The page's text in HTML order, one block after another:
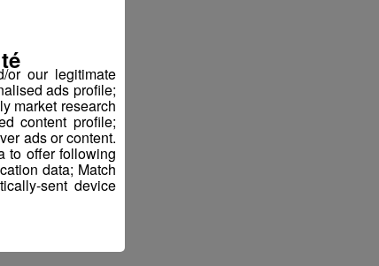
our legitimate
ads profile;
market research
content profile;
ads or content.
to offer following
data; Match
sent device